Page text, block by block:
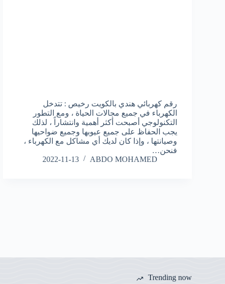
رقم كهربائي هندي بالكويت رخيص : تتدخل
الكهرباء في جميع مجالات الحياة ، ومع التطور
التكنولوجي أصبحت أكثر أهمية وانتشاراً ، لذلك
يجب الحفاظ على جميع عيوبها وجميع ضواحيها
وصيانتها ، وإذا كان لديك أي مشاكل مع الكهرباء ،
فنحن…
ABDO MOHAMED
2022-11-13
Trending now